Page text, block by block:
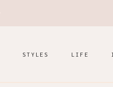
STYLES LIFE